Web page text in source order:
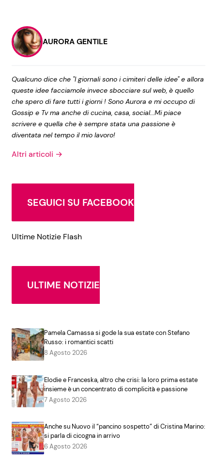
AURORA GENTILE
Qualcuno dice che "I giornali sono i cimiteri delle idee" e allora
queste idee facciamole invece sbocciare sul web, è quello
che spero di fare tutti i giorni ! Sono Aurora e mi occupo di
Gossip e Tv ma anche di cucina, casa, social...Mi piace
scrivere e quella che è sempre stata una passione è
diventata nel tempo il mio lavoro!
Altri articoli →
SEGUICI SU FACEBOOK
Ultime Notizie Flash
ULTIME NOTIZIE
Pamela Camassa si gode la sua estate con Stefano
Russo: i romantici scatti
8 Agosto 2026
Elodie e Franceska, altro che crisi: la loro prima estate
insieme è un concentrato di complicità e passione
7 Agosto 2026
Anche su Nuovo il “pancino sospetto” di Cristina Marino:
si parla di cicogna in arrivo
6 Agosto 2026